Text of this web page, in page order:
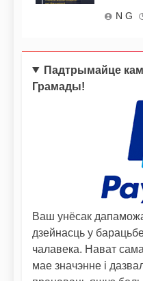
N G
Падтрымайце
Грамады!
Ваш унёсак
дзейнасць у
чалавека. Нават
мае значэнне і